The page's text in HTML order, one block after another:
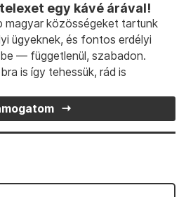
egy kávé árával!
magyar közösségeket tartunk
ügyeknek, és fontos erdélyi
— függetlenül, szabadon.
is így tehessük, rád is